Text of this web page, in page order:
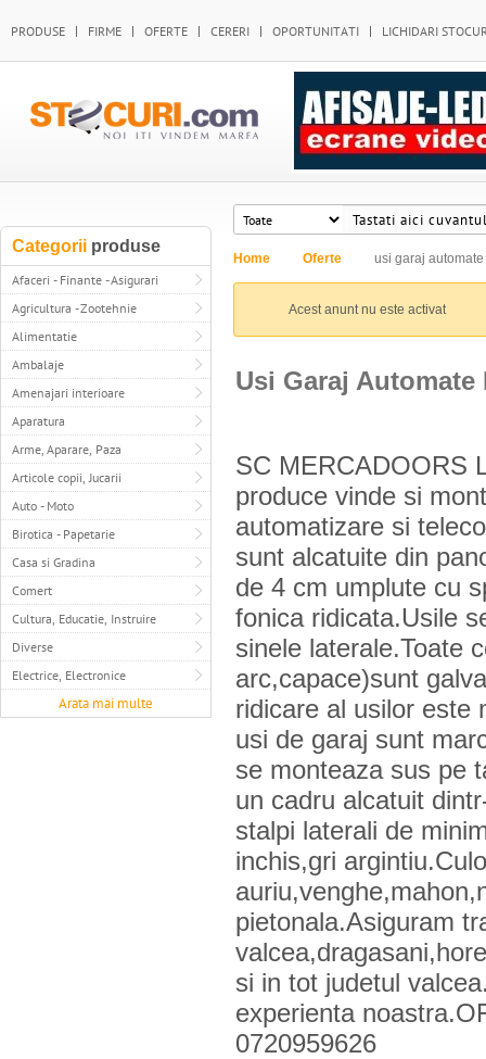
PRODUSE FIRME OFERTE CERERI OPORTUNITATI LICHIDARI
Categorii produse
Afaceri - Finante - Asigurari
Agricultura - Zootehnie
Alimentatie
Ambalaje
Amenajari interioare
Aparatura
Arme, Aparare, Paza
Articole copii, Jucarii
Auto - Moto
Birotica - Papetarie
Casa si Gradina
Comert
Cultura, Educatie, Instruire
Diverse
Electrice, Electronice
Arata mai multe
Home Oferte usi garaj
Acest anunt nu este activat
Usi Garaj
SC MERCADOORS
produce vinde si
automatizare si
sunt alcatuite din
de 4 cm umplute cu
fonica ridicata.Usile
sinele laterale.Toate
arc,capace)sunt
ridicare al usilor este
usi de garaj sunt
se monteaza sus pe
un cadru alcatuit
stalpi laterali de
inchis,gri
pietonala.Asiguram
si in tot judetul
experienta
0720959626